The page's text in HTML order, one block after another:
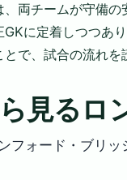
両チームが守備の
に定着しつつあ
で、試合の流れを
見るロ
フォード・ブリ